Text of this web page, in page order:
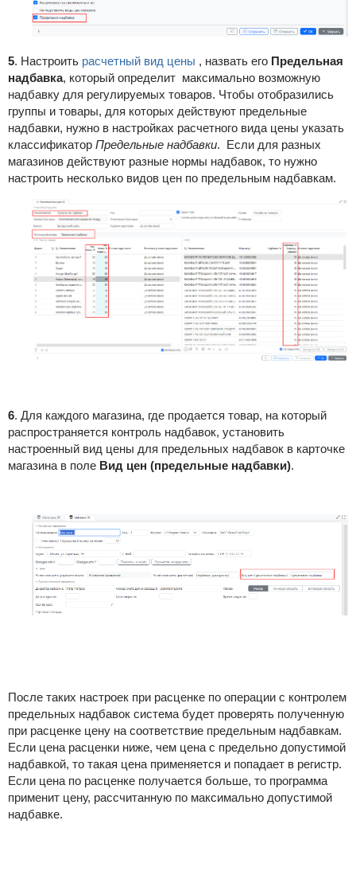
5. Настроить расчетный вид цены , назвать его Предельная
надбавка, который определит максимально возможную
надбавку для регулируемых товаров. Чтобы отобразились
группы и товары, для которых действуют предельные
надбавки, нужно в настройках расчетного вида цены указать
классификатор Предельные надбавки. Если для разных
магазинов действуют разные нормы надбавок, то нужно
настроить несколько видов цен по предельным надбавкам.
6. Для каждого магазина, где продается товар, на который
распространяется контроль надбавок, установить
настроенный вид цены для предельных надбавок в карточке
магазина в поле Вид цен (предельные надбавки).
После таких настроек при расценке по операции с контролем
предельных надбавок система будет проверять полученную
при расценке цену на соответствие предельным надбавкам.
Если цена расценки ниже, чем цена с предельно допустимой
надбавкой, то такая цена применяется и попадает в регистр.
Если цена по расценке получается больше, то программа
применит цену, рассчитанную по максимально допустимой
надбавке.